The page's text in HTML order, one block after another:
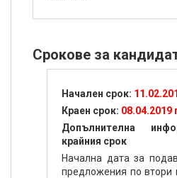
Срокове за
Начален срок:
Краен срок: 08.04.2019
Допълнителна
крайния срок
Начална дата за
предложения по втори